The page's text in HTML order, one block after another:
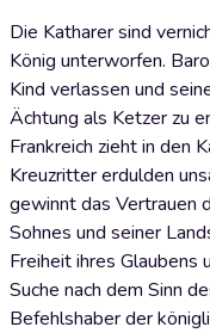
Die Katharer sind
König unterworfen.
Kind verlassen und
Ächtung als Ketzer zu
Frankreich zieht in den
Kreuzritter erdulden
gewinnt das Vertrauen
Sohnes und seiner
Freiheit ihres
Suche nach dem Sinn
Befehlshaber der